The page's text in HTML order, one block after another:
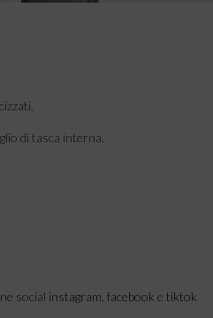
di tasca interna.
social instagram facebook e tiktok